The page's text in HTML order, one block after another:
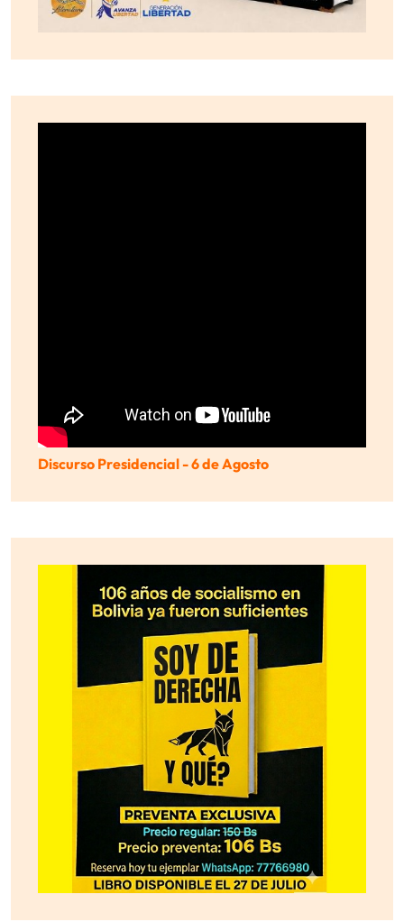
Discurso Presidencial - 6 de Agosto